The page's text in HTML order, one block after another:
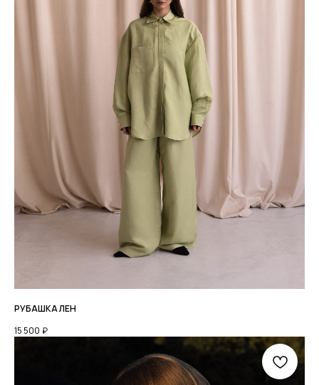
РУБАШКА ЛЕН
15 500 ₽
© 2026 ВСЕ ПРАВА ЗАЩИЩЕНЫ.
ИП ХРОМОВА Ю М. ИНН 526108834016
РАЗРАБОТКА: ANFALOVA.ART
ПОЛИТИКА КОНФИДЕНЦИАЛЬНОСТИ
ОФЕРТА И РЕКВИЗИТЫ